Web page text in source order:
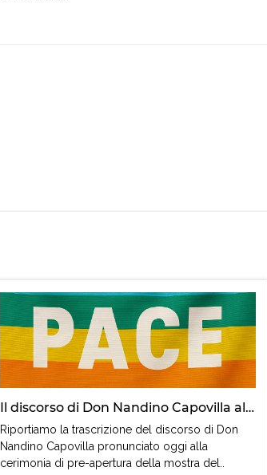
Il discorso di Don Nandino Capovilla alla mostra del cinema di Venezia
Riportiamo la trascrizione del discorso di Don
Nandino Capovilla pronunciato oggi alla
cerimonia di pre-apertura della mostra del..